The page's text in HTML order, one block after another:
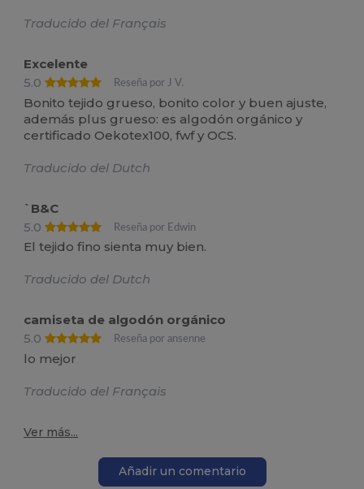
Traducido del Français
Excelente
5.0
Reseña por J V.
Bonito tejido grueso, bonito color y buen ajuste,
además plus grueso: es algodón orgánico y
certificado Oekotex100, fwf y OCS.
Traducido del Dutch
`B&C
5.0
Reseña por Edwin
El tejido fino sienta muy bien.
Traducido del Dutch
camiseta de algodón orgánico
5.0
Reseña por ansenne
lo mejor
Traducido del Français
Ver más...
Añadir un comentario